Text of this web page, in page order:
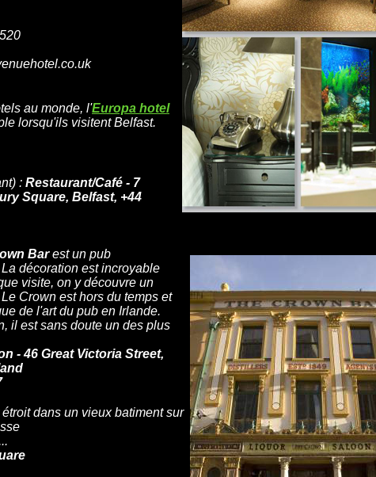
au monde, l'Europa hotel
lorsqu'ils visitent Belfast.
: Restaurant/Café - 7
Square, Belfast, +44
Barest un pub
décoration est incroyable
visite, on y découvre un
Crown est hors du temps et
de l'art du pub en Irlande.
il est sans doute un des plus
- 46 Great Victoria Street,
dans un vieux batiment sur